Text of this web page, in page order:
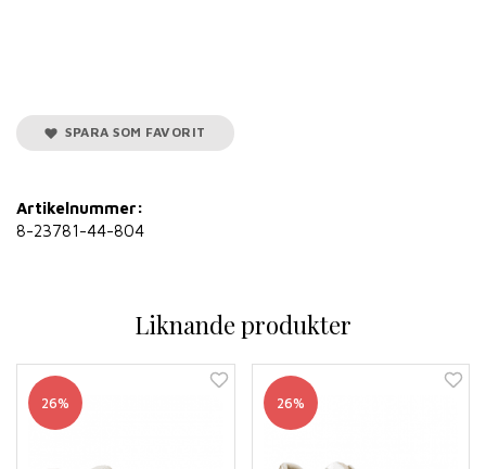
SPARA SOM FAVORIT
Artikelnummer:
8-23781-44-804
Liknande produkter
26% 26%